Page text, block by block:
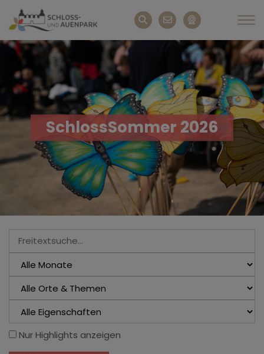
SchlossSommer 2026
Nur Highlights anzeigen